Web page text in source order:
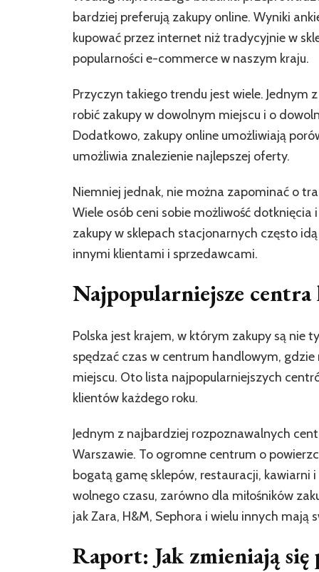
bardziej preferują zakupy online. Wyniki
kupować przez internet niż tradycyjnie w
popularności e-commerce w naszym kraju.
Przyczyn takiego trendu jest wiele. Jednym
robić zakupy w dowolnym miejscu i o
Dodatkowo, zakupy online umożliwiają
umożliwia znalezienie najlepszej oferty.
Niemniej jednak, nie można zapominać o
Wiele osób ceni sobie możliwość
zakupy w sklepach stacjonarnych często
innymi klientami i sprzedawcami.
Najpopularniejsze centra
Polska jest krajem, w którym zakupy są nie
spędzać czas w centrum handlowym,
miejscu. Oto lista najpopularniejszych
klientów każdego roku.
Jednym z najbardziej rozpoznawalnych
Warszawie. To ogromne centrum o
bogatą gamę sklepów, restauracji,
wolnego czasu, zarówno dla miłośników
jak Zara, H&M, Sephora i wielu innych
Raport: Jak zmieniają